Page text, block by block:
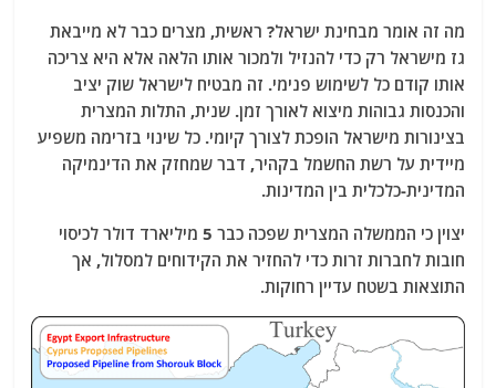
מה זה אומר מבחינת ישראל? ראשית, מצרים כבר לא מייבאת
גז מישראל רק כדי להנזיל ולמכור אותו הלאה אלא היא צריכה
אותו קודם כל לשימוש פנימי. זה מבטיח לישראל שוק יציב
והכנסות גבוהות מיצוא לאורך זמן. שנית, התלות המצרית
בצינורות מישראל הופכת לצורך קיומי. כל שינוי בזרימה משפיע
מיידית על רשת החשמל בקהיר, דבר שמחזק את הדינמיקה
המדינית-כלכלית בין המדינות.
יצוין כי הממשלה המצרית שפכה כבר 5 מיליארד דולר לכיסוי
חובות לחברות זרות כדי להחזיר את הקידוחים למסלול, אך
התוצאות בשטח עדיין רחוקות.